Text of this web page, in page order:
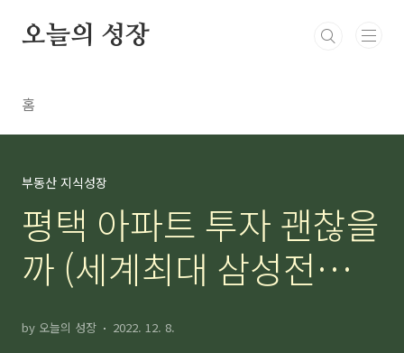
오늘의 성장
홈
부동산 지식성장
평택 아파트 투자 괜찮을
까 (세계최대 삼성전자
반도체공장)
by 오늘의 성장 2022. 12. 8.